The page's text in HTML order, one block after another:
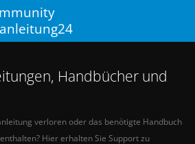
Handbücher und
verloren oder das benötigte Handbuch
Hier erhalten Sie Support zu